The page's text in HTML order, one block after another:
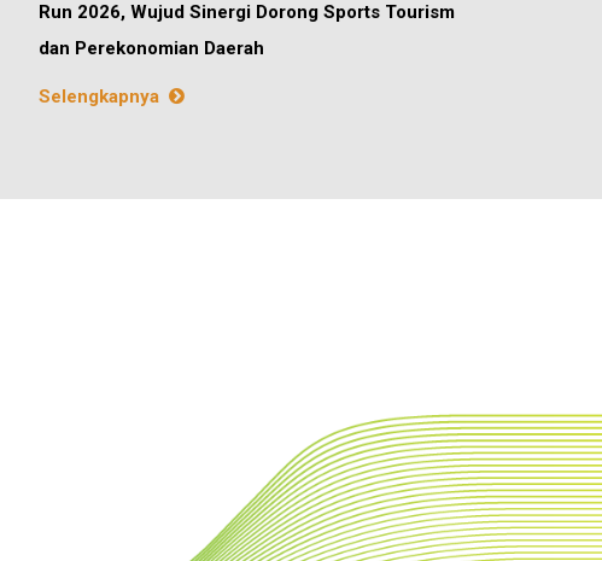
Run 2026, Wujud Sinergi Dorong Sports Tourism
dan Perekonomian Daerah
Selengkapnya